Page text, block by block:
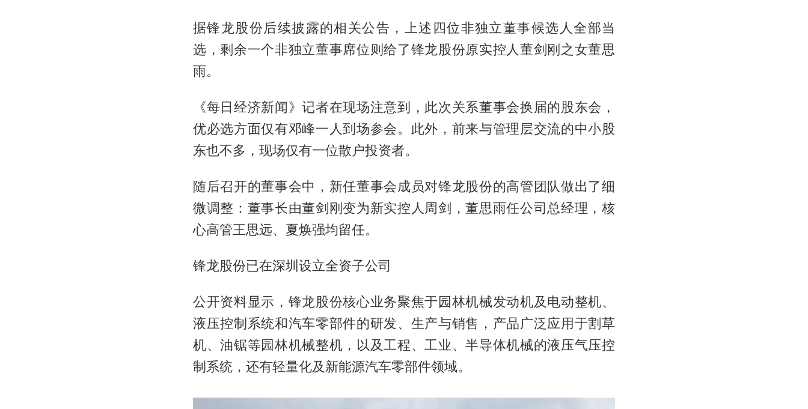
据锋龙股份后续披露的相关公告，上述四位非独立董事候选人全部当
选，剩余一个非独立董事席位则给了锋龙股份原实控人董剑刚之女董思
雨。
《每日经济新闻》记者在现场注意到，此次关系董事会换届的股东会，
优必选方面仅有邓峰一人到场参会。此外，前来与管理层交流的中小股
东也不多，现场仅有一位散户投资者。
随后召开的董事会中，新任董事会成员对锋龙股份的高管团队做出了细
微调整：董事长由董剑刚变为新实控人周剑，董思雨任公司总经理，核
心高管王思远、夏焕强均留任。
锋龙股份已在深圳设立全资子公司
公开资料显示，锋龙股份核心业务聚焦于园林机械发动机及电动整机、
液压控制系统和汽车零部件的研发、生产与销售，产品广泛应用于割草
机、油锯等园林机械整机，以及工程、工业、半导体机械的液压气压控
制系统，还有轻量化及新能源汽车零部件领域。